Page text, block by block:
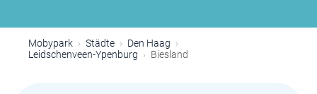
Mobypark Städte
Den Haag
Leidschenveen-Ypenburg
Biesland